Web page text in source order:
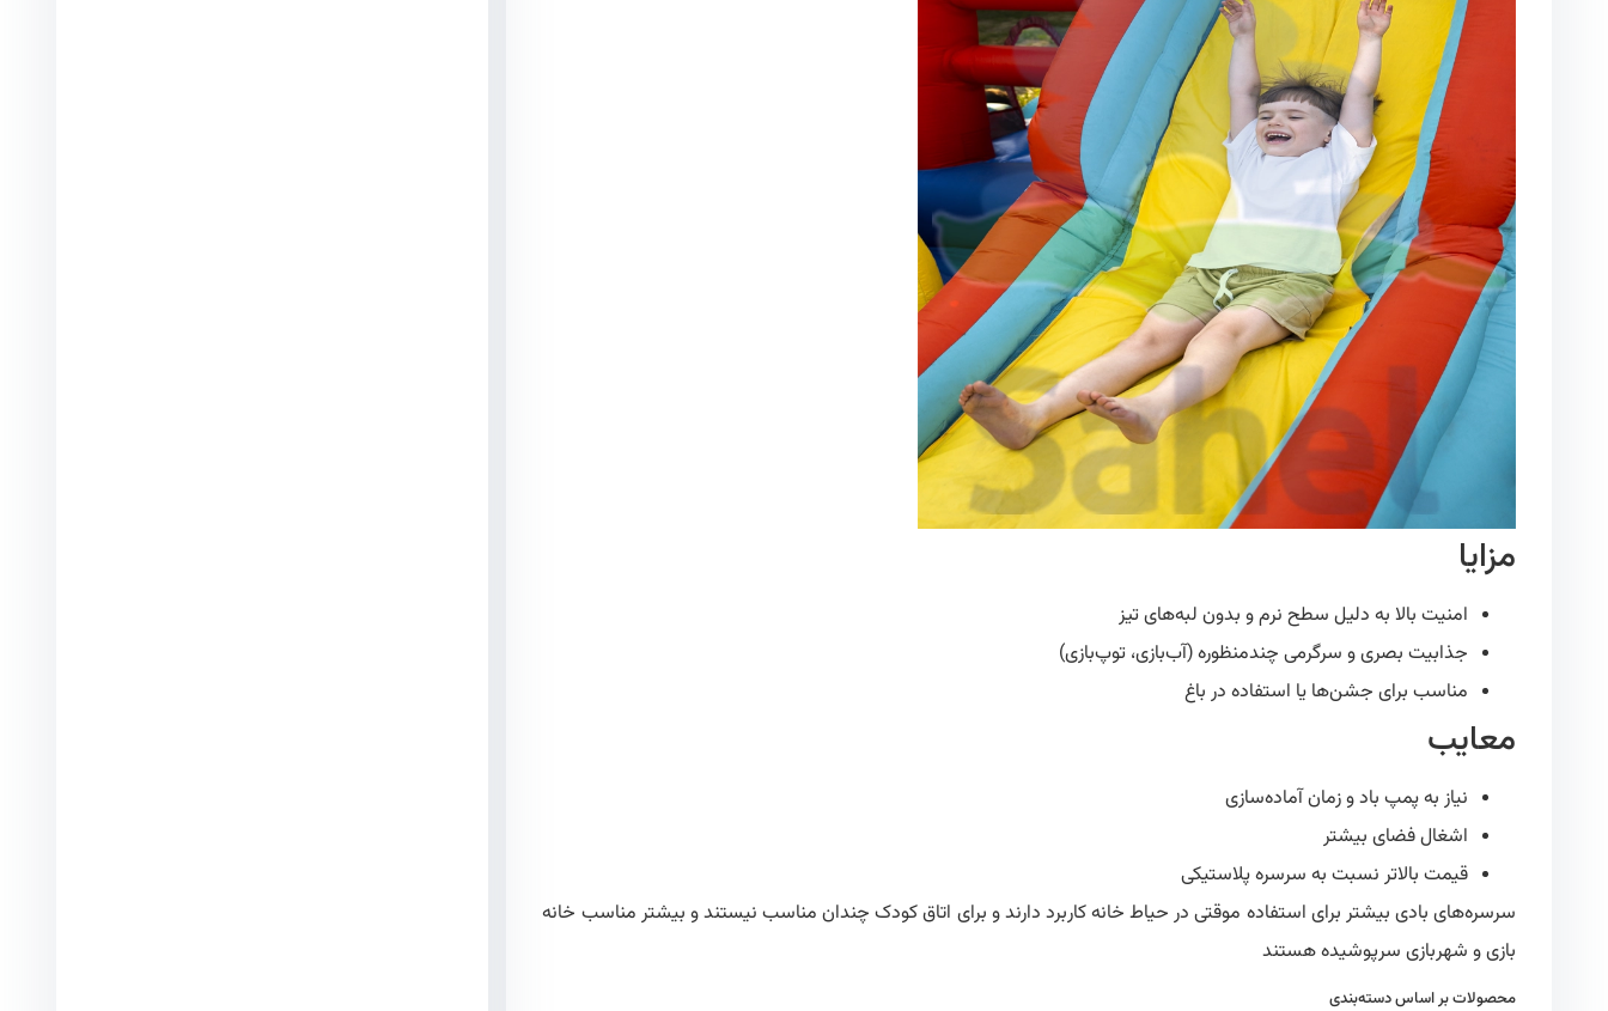
مزایا
امنیت بالا به دلیل سطح نرم و بدون لبه‌های تیز
جذابیت بصری و سرگرمی چندمنظوره (آب‌بازی، توپ‌بازی)
مناسب برای جشن‌ها یا استفاده در باغ
معایب
نیاز به پمپ باد و زمان آماده‌سازی
اشغال فضای بیشتر
قیمت بالاتر نسبت به سرسره پلاستیکی
سرسره‌های بادی بیشتر برای استفاده موقتی در حیاط خانه کاربرد دارند و برای اتاق کودک چندان مناسب نیستند و بیشتر مناسب خانه
بازی و شهربازی سرپوشیده هستند
محصولات بر اساس دسته‌بندی